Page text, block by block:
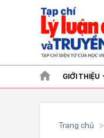
GIỚI THIỆU
Trang chủ >